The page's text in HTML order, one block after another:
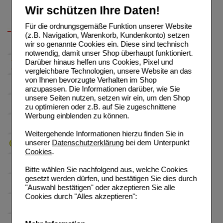
Wir schützen Ihre Daten!
Für die ordnungsgemäße Funktion unserer Website
(z.B. Navigation, Warenkorb, Kundenkonto) setzen
wir so genannte Cookies ein. Diese sind technisch
notwendig, damit unser Shop überhaupt funktioniert.
Darüber hinaus helfen uns Cookies, Pixel und
vergleichbare Technologien, unsere Website an das
von Ihnen bevorzugte Verhalten im Shop
anzupassen. Die Informationen darüber, wie Sie
unsere Seiten nutzen, setzen wir ein, um den Shop
zu optimieren oder z.B. auf Sie zugeschnittene
Werbung einblenden zu können.
Weitergehende Informationen hierzu finden Sie in
unserer Datenschutzerklärungbei dem Unterpunkt
Cookies.
Bitte wählen Sie nachfolgend aus, welche Cookies
gesetzt werden dürfen, und bestätigen Sie dies durch
"Auswahl bestätigen" oder akzeptieren Sie alle
Cookies durch "Alles akzeptieren":